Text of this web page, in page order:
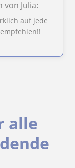
von Julia:
auf jede
alle